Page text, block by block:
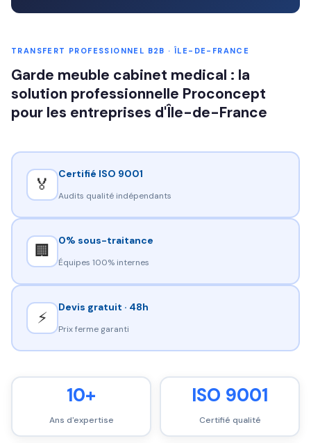
TRANSFERT PROFESSIONNEL B2B · ÎLE-DE-FRANCE
Garde meuble cabinet medical : la
solution professionnelle Proconcept
pour les entreprises d'Île-de-France
🏅
Certifié ISO 9001
Audits qualité indépendants
🏢
0% sous-traitance
Équipes 100% internes
⚡
Devis gratuit · 48h
Prix ferme garanti
10+
Ans d'expertise
ISO 9001
Certifié qualité